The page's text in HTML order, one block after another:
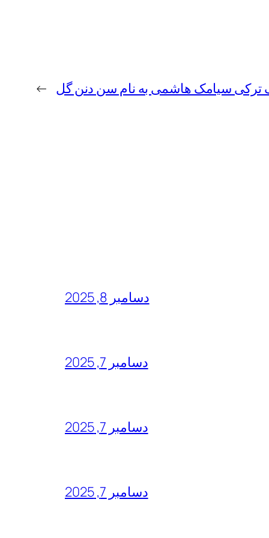
ترکی سیامک هاشمی به نام سن دنن گل →
دسامبر 8, 2025
دسامبر 7, 2025
دسامبر 7, 2025
دسامبر 7, 2025